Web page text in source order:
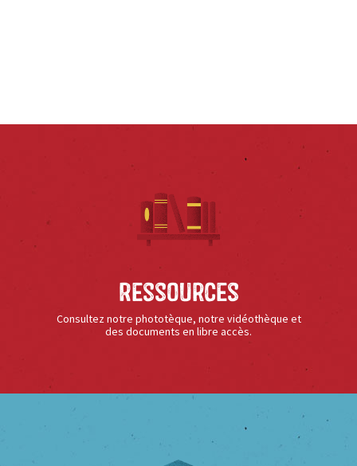
Ressources
Consultez notre phototèque, notre vidéothèque et
des documents en libre accès.